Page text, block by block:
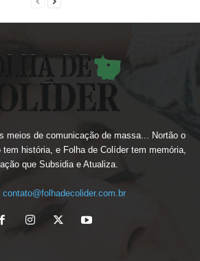
meios de comunicação de massa... Nortão o
história, e Folha de Colíder tem memória,
que Subsidia e Atualiza.
contato@folhadecolider.com.br